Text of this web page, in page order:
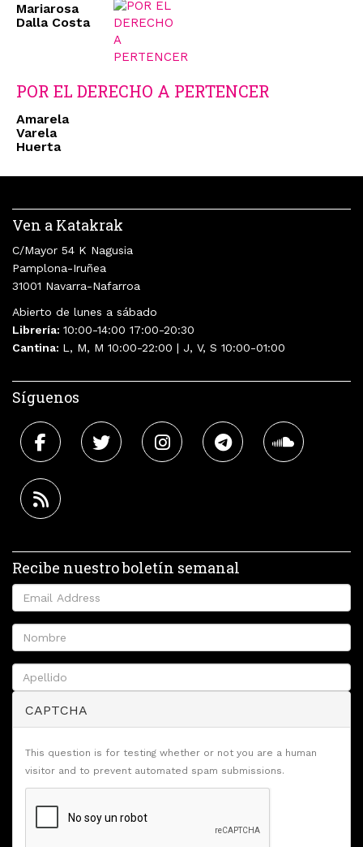
Mariarosa
Dalla Costa
POR EL DERECHO A PERTENCER
Amarela
Varela
Huerta
Ven a Katakrak
C/Mayor 54 K Nagusia
Pamplona-Iruñea
31001 Navarra-Nafarroa
Abierto de lunes a sábado
Librería: 10:00-14:00 17:00-20:30
Cantina: L, M, M 10:00-22:00 | J, V, S 10:00-01:00
Síguenos
Recibe nuestro boletín semanal
CAPTCHA
This question is for testing whether or not you are a human
visitor and to prevent automated spam submissions.